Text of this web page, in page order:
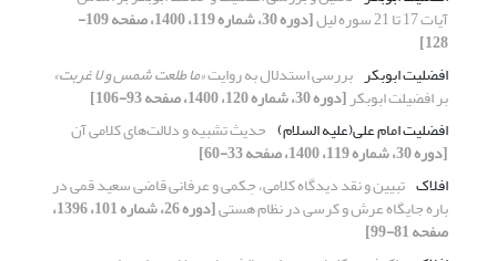
آیات 17 تا 21 سوره لیل [دوره 30، شماره 119، 1400، صفحه 109-
128]
افضلیت ابوبکر بررسی استدلال به روایت«ما طلعت شمس و لا غربت»
بر افضیلت ابوبکر[دوره 30، شماره 120، 1400، صفحه 93-106]
افضلیت امام علی(علیه السلام) حدیث تشبیه و دلالت‌های کلامی آن
[دوره 30، شماره 119، 1400، صفحه 33-60]
افلاک تبیین و نقد دیدگاه کلامی، حِکمی و عرفانی قاضی سعید قمی در
باره جایگاه عرش و کرسی در نظام هستی [دوره 26، شماره 101، 1396،
صفحه 81-99]